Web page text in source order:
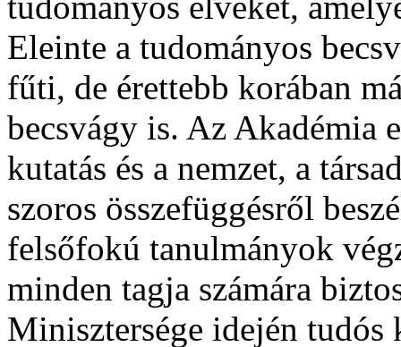
Eleinte a tudományos
fűti, de érettebb korában
becsvágy is. Az Akadémia
kutatás és a nemzet, a
szoros összefüggésről
felsőfokú tanulmányok
minden tagja számára
Minisztersége idején tudós